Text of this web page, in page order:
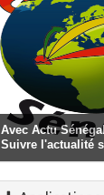
Avec Actu
Suivre l'actualité